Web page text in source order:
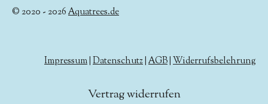
© 2020 - 2026Aquatrees.de
Impressum Datenschutz AGB Widerrufsbelehrung
Vertrag widerrufen